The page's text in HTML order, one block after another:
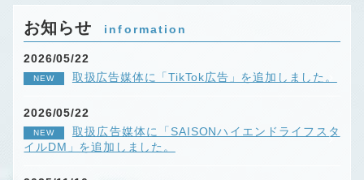
お知らせ information
2026/05/22
NEW 取扱広告媒体に「TikTok広告」を追加しました。
2026/05/22
NEW
取扱広告媒体に「SAISONハイエンドライフスタ
イルDM」を追加しました。